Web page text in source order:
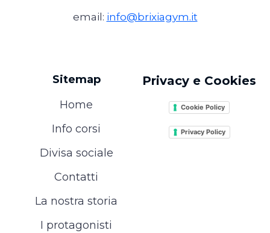
email: info@brixiagym.it
Sitemap
Home
Info corsi
Divisa sociale
Contatti
La nostra storia
I protagonisti
Privacy e Cookies
Cookie Policy
Privacy Policy